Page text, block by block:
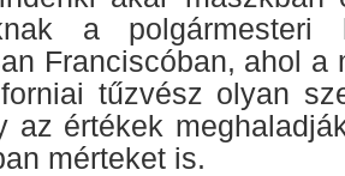
a
Franciscóban, ahol a
tűzvész olyan
az értékek
mérteket is.